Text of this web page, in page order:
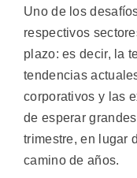
Uno de los
respectivos
plazo: es decir, la
tendencias
corporativos y las
de esperar
trimestre, en lugar
camino de años.